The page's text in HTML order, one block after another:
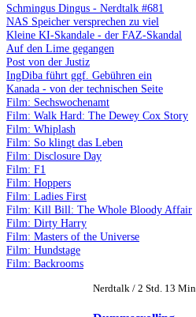
Schmingus Dingus - Nerdtalk #681
NAS Speicher versprechen zu viel
Kleine KI-Skandale - der FAZ-Skandal
Auf den Lime gegangen
Post von der Justiz
IngDiba führt ggf. Gebühren ein
Kanada - von der technischen Seite
Film: Sechswochenamt
Film: Walk Hard: The Dewey Cox Story
Film: Whiplash
Film: So klingt das Leben
Film: Disclosure Day
Film: F1
Film: Hoppers
Film: Ladies First
Film: Kill Bill: The Whole Bloody Affair
Film: Dirty Harry
Film: Masters of the Universe
Film: Hundstage
Film: Backrooms
Nerdtalk / 2 Std. 13 Min.